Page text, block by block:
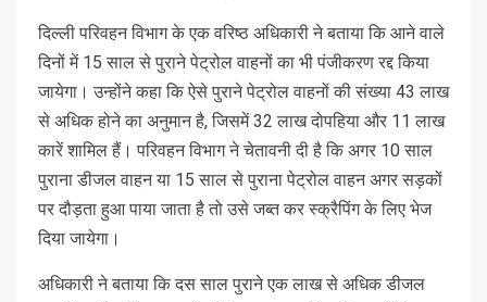
दिल्ली परिवहन विभाग के एक वरिष्ठ अधिकारी ने बताया कि आने वाले
दिनों में 15 साल से पुराने पेट्रोल वाहनों का भी पंजीकरण रद्द किया
जायेगा। उन्होंने कहा कि ऐसे पुराने पेट्रोल वाहनों की संख्या 43 लाख
से अधिक होने का अनुमान है, जिसमें 32 लाख दोपहिया और 11 लाख
कारें शामिल हैं। परिवहन विभाग ने चेतावनी दी है कि अगर 10 साल
पुराना डीजल वाहन या 15 साल से पुराना पेट्रोल वाहन अगर सड़कों
पर दौड़ता हुआ पाया जाता है तो उसे जब्त कर स्क्रैपिंग के लिए भेज
दिया जायेगा।
अधिकारी ने बताया कि दस साल पुराने एक लाख से अधिक डीजल